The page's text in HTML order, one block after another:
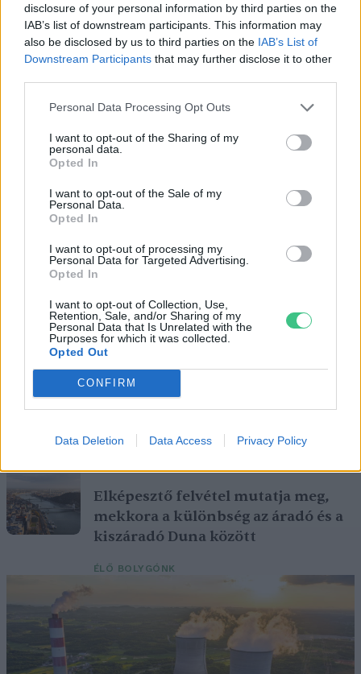
disclosure of your personal information by third parties on the
IAB’s list of downstream participants. This information may
also be disclosed by us to third parties on the IAB’s List of
Downstream Participants that may further disclose it to other
Personal Data Processing Opt Outs
I want to opt-out of the Sharing of my
personal data.
Opted In
I want to opt-out of the Sale of my
Personal Data.
Opted In
I want to opt-out of processing my
Personal Data for Targeted Advertising.
Opted In
I want to opt-out of Collection, Use,
Retention, Sale, and/or Sharing of my
Personal Data that Is Unrelated with the
Purposes for which it was collected.
Opted Out
CONFIRM
Data Deletion Data Access Privacy Policy
Szöllősi Gáborral, a Gardenfutura ügyvezetőjével beszélgettünk.
Történelmi aszály sújtja Nagy-
Elképesztő felvétel mutatja meg,
mekkora a különbség az áradó és a
kiszáradó Duna között
ÉLŐ BOLYGÓNK